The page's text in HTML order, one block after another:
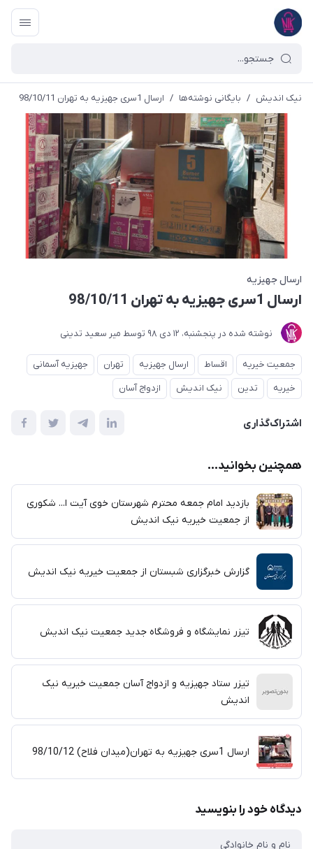
نیک اندیش / بایگانی نوشته‌ها / ارسال 1سری جهیزیه به تهران 98/10/11
ارسال جهیزیه
ارسال 1سری جهیزیه به تهران 98/10/11
نوشته شده در پنجشنبه، 12 دی 98 توسط میر سعید تدینی
جمعیت خیریه اقساط ارسال جهیزیه تهران
جهیزیه آسمانی
خیریه
تدین نیک اندیش ازدواج آسان
اشتراک‌گذاری
همچنین بخوانید...
بازدید امام جمعه محترم شهرستان خوی آیت ا... شکوری
از جمعیت خیریه نیک اندیش
گزارش خبرگزاری شبستان از جمعیت خیریه نیک اندیش
تیزر نمایشگاه و فروشگاه جدید جمعیت نیک اندیش
تیزر ستاد جهیزیه و ازدواج آسان جمعیت خیریه نیک
اندیش
ارسال 1سری جهیزیه به تهران(میدان فلاح) 98/10/12
دیدگاه خود را بنویسید